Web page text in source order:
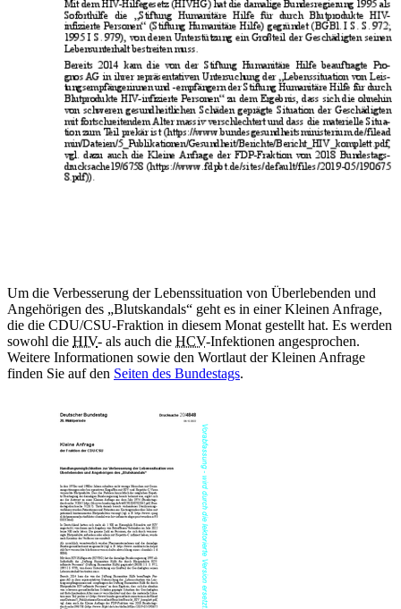
Um die Verbesserung der Lebenssituation von Überlebenden und
Angehörigen des „Blutskandals“ geht es in einer Kleinen Anfrage,
die die CDU/CSU-Fraktion in diesem Monat gestellt hat. Es werden
sowohl die HIV- als auch die HCV-Infektionen angesprochen.
Weitere Informationen sowie den Wortlaut der Kleinen Anfrage
finden Sie auf den Seiten des Bundestags.